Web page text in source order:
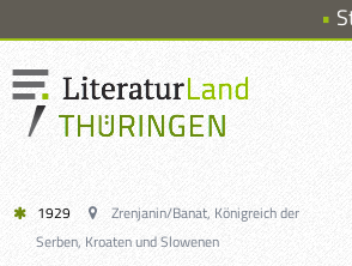
1929
Zrenjanin/Banat, Königreich der
Serben, Kroaten und Slowenen